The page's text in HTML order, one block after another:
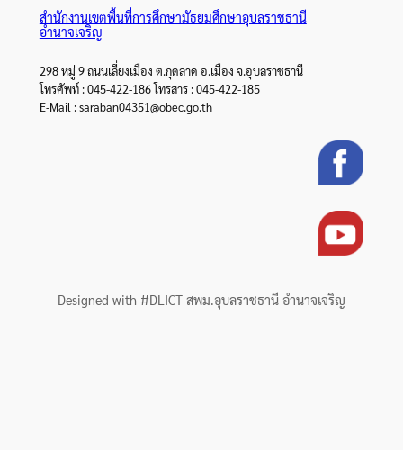
สำนักงานเขตพื้นที่การศึกษามัธยมศึกษาอุบลราชธานี
อำนาจเจริญ
298 หมู่ 9 ถนนเลี่ยงเมือง ต.กุดลาด อ.เมือง จ.อุบลราชธานี
โทรศัพท์ : 045-422-186 โทรสาร : 045-422-185
E-Mail : saraban04351@obec.go.th
Designed with #DLICT สพม.อุบลราชธานี อำนาจเจริญ